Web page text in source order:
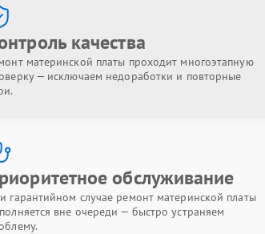
качества
материнской платы проходит многоэтапную
— исключаем недоработки и повторные
обслуживание
гарантийном случае ремонт материнской платы
вне очереди — быстро устраняем